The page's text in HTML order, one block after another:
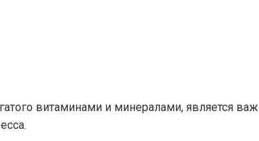
витаминами и минералами, является